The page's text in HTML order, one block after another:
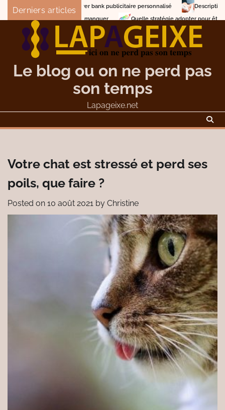
Skip
content
Derniers articles
de power bank publicitaire personnalisé
Description et traitement
à ne pas manquer
Quelle stratégie adopter pour être premier dans
Le blog ou on ne perd pas
son temps
Lapageixe.net
Votre chat est stressé et perd ses
poils, que faire ?
Posted on 10 août 2021 by Christine